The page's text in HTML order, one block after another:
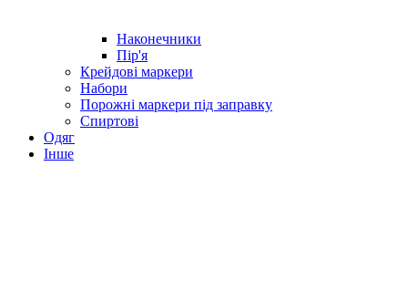
Наконечники
Пір'я
Крейдові маркери
Набори
Порожні маркери під заправку
Спиртові
Одяг
Інше